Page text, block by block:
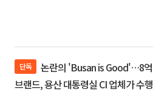
단독
브랜드, 용산 대통령실 CI 업체가 수행